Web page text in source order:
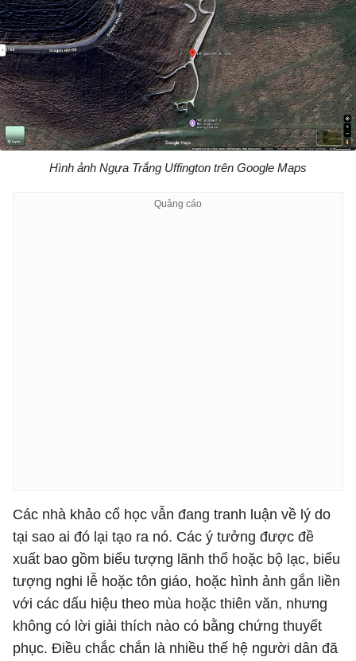
Hình ảnh Ngựa Trắng Uffington trên Google Maps
Các nhà khảo cổ học vẫn đang tranh luận về lý do
tại sao ai đó lại tạo ra nó. Các ý tưởng được đề
xuất bao gồm biểu tượng lãnh thổ hoặc bộ lạc, biểu
tượng nghi lễ hoặc tôn giáo, hoặc hình ảnh gắn liền
với các dấu hiệu theo mùa hoặc thiên văn, nhưng
không có lời giải thích nào có bằng chứng thuyết
phục. Điều chắc chắn là nhiều thế hệ người dân đã